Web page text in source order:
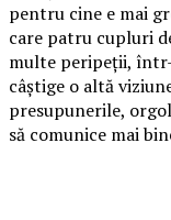
pentru cine e mai
care patru cupluri
multe peripeții,
câștige o altă
presupunerile,
să comunice mai